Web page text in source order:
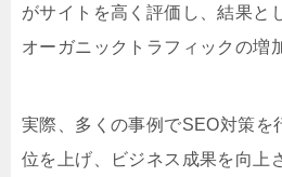
がサイトを高く評価し、結果と
オーガニックトラフィックの増
実際、多くの事例でSEO対策を
位を上げ、ビジネス成果を向上